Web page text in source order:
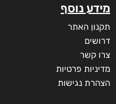
מידע נוסף
תקנון האתר
דרושים
צרו קשר
מדיניות פרטיות
הצהרת נגישות